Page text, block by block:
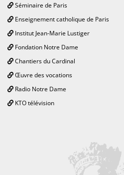
Séminaire de Paris
Enseignement catholique de Paris
Institut Jean-Marie Lustiger
Fondation Notre Dame
Chantiers du Cardinal
Œuvre des vocations
Radio Notre Dame
KTO télévision